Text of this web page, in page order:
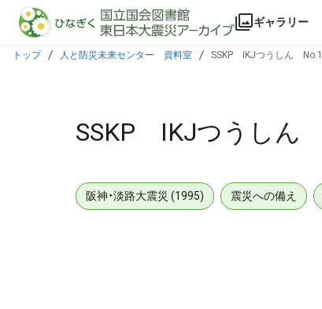
本文に飛ぶ
ギャラリー
トップ 人と防災未来センター 資料室 SSKP IKJつうしん
SSKP IKJつうしん
阪神・淡路大震災 (1995) 震災への備え